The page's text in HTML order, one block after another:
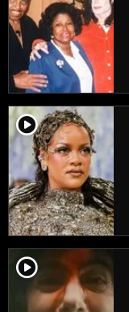
player2
player2